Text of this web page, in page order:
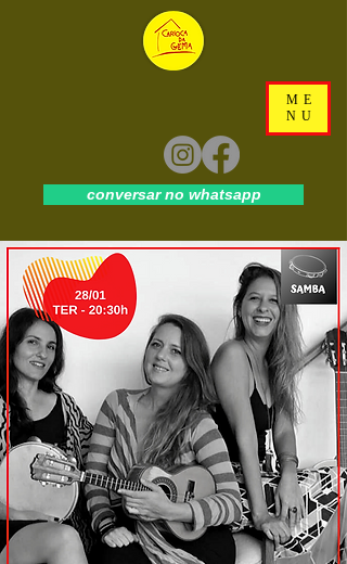
ME
NU
conversar no whatsapp